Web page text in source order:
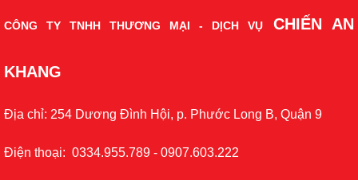
CÔNG TY TNHH THƯƠNG MẠI - DỊCH VỤ CHIẾN AN
KHANG
Địa chỉ: 254 Dương Đình Hội, p. Phước Long B, Quận 9
Điện thoại: 0334.955.789 - 0907.603.222